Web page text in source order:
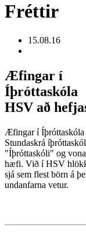
Fréttir
15.08.16
Æfingar í
Íþróttaskóla
HSV að
Æfingar í Íþróttaskóla
Stundaskrá
"Íþróttaskóli" og
hæfi. Við í HSV
sjá sem flest börn á
undanfarna vetur.